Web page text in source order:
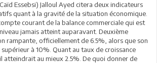
Essebsi) Jalloul Ayed citera deux indicateurs
quant à la gravité de la situation économique.
courant de la balance commerciale qui est
jamais atteint auparavant. Deuxième
rampante, officiellement de 6.5%, alors que son
à 10%. Quant au taux de croissance
atteindrait au mieux 2.5%. De quoi donner de